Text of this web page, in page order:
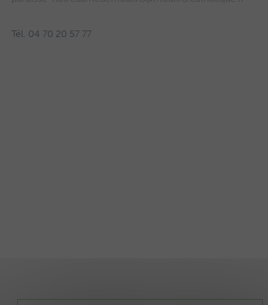
Tél. 04 70 20 57 77